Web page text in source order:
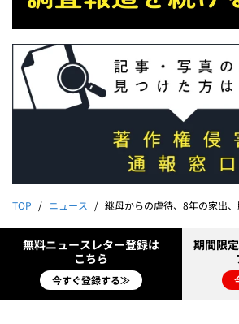
TOP ニュース 継母からの虐待、8年の家出、脱原発活動と現行犯逮捕…“官邸突っ込み男”臼田敦伸容疑者（49）の父親が告白する「襲撃犯が生まれるまで」「息子に悪いことをし
無料ニュースレター登録は
こちら
今すぐ登録する≫
期間限